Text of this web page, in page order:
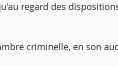
regard des
criminelle, en son